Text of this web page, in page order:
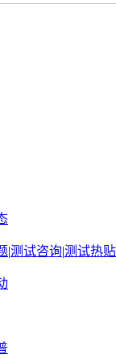
|测试咨询|测试热贴